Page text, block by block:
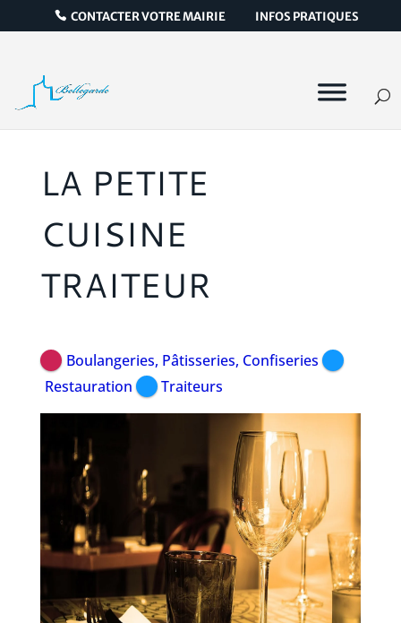
CONTACTER VOTRE MAIRIE INFOS PRATIQUES
LA PETITE
CUISINE
TRAITEUR
Boulangeries, Pâtisseries, Confiseries
Restauration
Traiteurs